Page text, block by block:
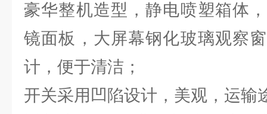
豪华整机造型，静电喷塑箱体
镜面板，大屏幕钢化玻璃观察
计，便于清洁；
开关采用凹陷设计，美观，运输